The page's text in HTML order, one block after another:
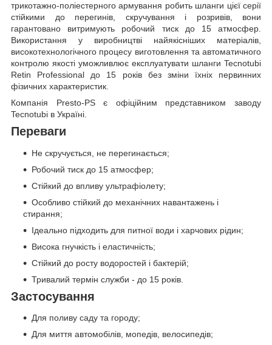
трикотажно-поліестерного армування робить шланги цієї серії
стійкими до перегинів, скручування і розривів, вони
гарантовано витримують робочий тиск до 15 атмосфер.
Використання у виробництві найякісніших матеріалів,
високотехнологічного процесу виготовлення та автоматичного
контролю якості уможливлює експлуатувати шланги Tecnotubi
Retin Professional до 15 років без зміни їхніх первинних
фізичних характеристик.
Компанія Presto-PS є офіційним представником заводу
Tecnotubi в Україні.
Переваги
Не скручується, не перегинається;
Робочий тиск до 15 атмосфер;
Стійкий до впливу ультрафіолету;
Особливо стійкий до механічних навантажень і
стирання;
Ідеально підходить для питної води і харчових рідин;
Висока гнучкість і еластичність;
Стійкий до росту водоростей і бактерій;
Тривалий термін служби - до 15 років.
Застосування
Для поливу саду та городу;
Для миття автомобілів, мопедів, велосипедів;